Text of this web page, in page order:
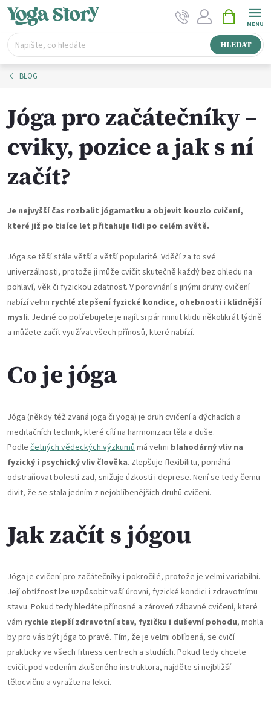
Přejít
obsah
HLEDAT
NÁKUPNÍ
KOŠÍK
BLOG
Jóga pro začátečníky –
cviky, pozice a jak s ní
začít?
Je nejvyšší čas rozbalit jógamatku a objevit kouzlo cvičení,
které již po tisíce let přitahuje lidi po celém světě.
Jóga se těší stále větší a větší popularitě. Vděčí za to své
univerzálnosti, protože ji může cvičit skutečně každý bez ohledu na
pohlaví, věk či fyzickou zdatnost. V porovnání s jinými druhy cvičení
nabízí velmi rychlé zlepšení fyzické kondice, ohebnosti i klidnější
mysli. Jediné co potřebujete je najít si pár minut klidu několikrát týdně
a můžete začít využívat všech přínosů, které nabízí.
Co je jóga
Jóga (někdy též zvaná joga či yoga) je druh cvičení a dýchacích a
meditačních technik, které cílí na harmonizaci těla a duše.
Podle četných vědeckých výzkumů má velmi blahodárný vliv na
fyzický i psychický vliv člověka. Zlepšuje flexibilitu, pomáhá
odstraňovat bolesti zad, snižuje úzkosti i deprese. Není se tedy čemu
divit, že se stala jedním z nejoblíbenějších druhů cvičení.
Jak začít s jógou
Jóga je cvičení pro začátečníky i pokročilé, protože je velmi variabilní.
Její obtížnost lze uzpůsobit vaší úrovni, fyzické kondici i zdravotnímu
stavu. Pokud tedy hledáte přínosné a zároveň zábavné cvičení, které
vám rychle zlepší zdravotní stav, fyzičku i duševní pohodu, mohla
by pro vás být jóga to pravé. Tím, že je velmi oblíbená, se cvičí
prakticky ve všech fitness centrech a studiích. Pokud tedy chcete
cvičit pod vedením zkušeného instruktora, najděte si nejbližší
tělocvičnu a vyražte na lekci.